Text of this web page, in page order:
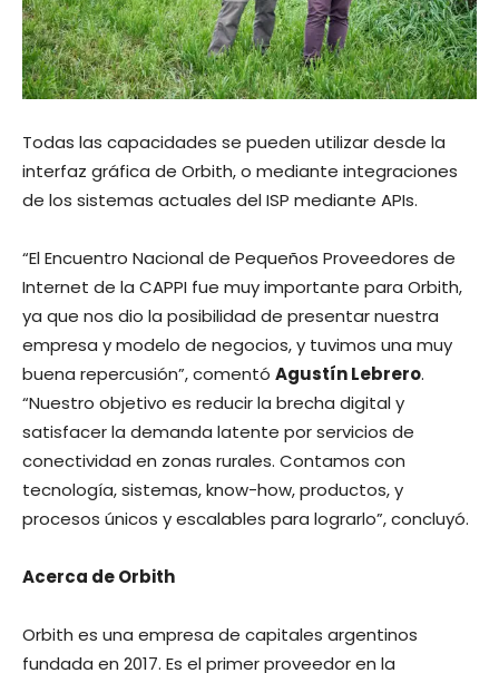
Todas las capacidades se pueden utilizar desde la
interfaz gráfica de Orbith, o mediante integraciones
de los sistemas actuales del ISP mediante APIs.
“El Encuentro Nacional de Pequeños Proveedores de
Internet de la CAPPI fue muy importante para Orbith,
ya que nos dio la posibilidad de presentar nuestra
empresa y modelo de negocios, y tuvimos una muy
buena repercusión”, comentó Agustín Lebrero.
“Nuestro objetivo es reducir la brecha digital y
satisfacer la demanda latente por servicios de
conectividad en zonas rurales. Contamos con
tecnología, sistemas, know-how, productos, y
procesos únicos y escalables para lograrlo”, concluyó.
Acerca de Orbith
Orbith es una empresa de capitales argentinos
fundada en 2017. Es el primer proveedor en la